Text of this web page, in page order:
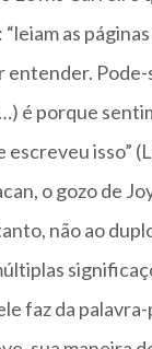
as
Pode-
é porque
escreveu isso”
o gozo de
não ao
faz da